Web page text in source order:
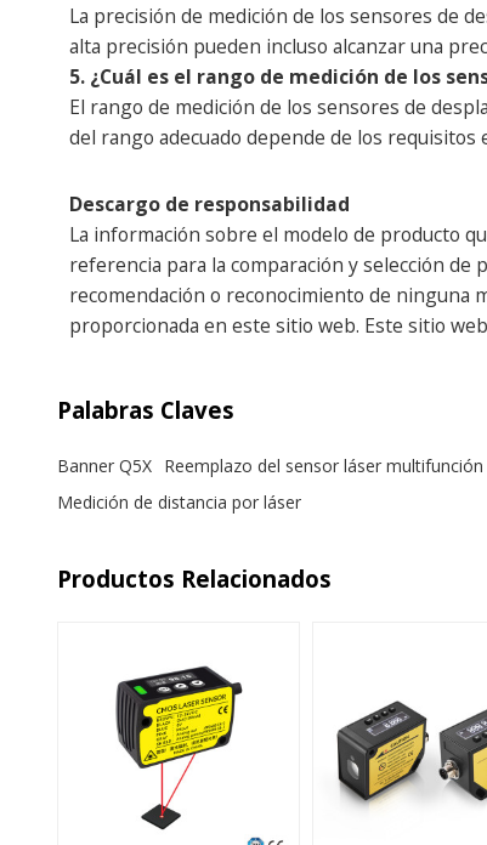
La precisión de medición de los sensores de
alta precisión pueden incluso alcanzar una
5. ¿Cuál es el rango de medición de los
El rango de medición de los sensores de
del rango adecuado depende de los requisitos
Descargo de responsabilidad
La información sobre el modelo de producto
referencia para la comparación y selección
recomendación o reconocimiento de ninguna
proporcionada en este sitio web. Este sitio
Palabras Claves
Banner Q5X Reemplazo del sensor láser multifunción
Medición de distancia por láser
Productos Relacionados